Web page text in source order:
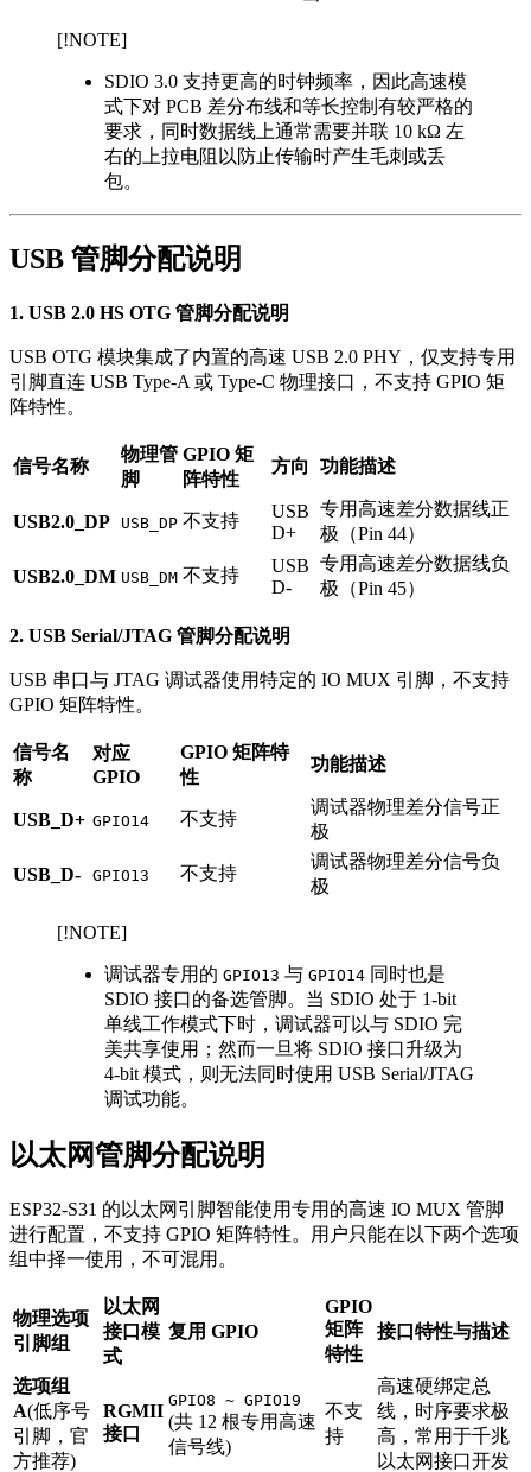
[!NOTE]
SDIO 3.0 支持更高的时钟频率，因此高速模
式下对 PCB 差分布线和等长控制有较严格的
要求，同时数据线上通常需要并联 10 kΩ 左
右的上拉电阻以防止传输时产生毛刺或丢
包。
USB 管脚分配说明
1. USB 2.0 HS OTG 管脚分配说明
USB OTG 模块集成了内置的高速 USB 2.0 PHY，仅支持专用
引脚直连 USB Type-A 或 Type-C 物理接口，不支持 GPIO 矩
阵特性。
信号名称
物理管
脚
GPIO 矩
阵特性
方向 功能描述
USB2.0_DP USB_DP 不支持
USB
D+
专用高速差分数据线正
极（Pin 44）
USB2.0_DM USB_DM 不支持
USB
D-
专用高速差分数据线负
极（Pin 45）
2. USB Serial/JTAG 管脚分配说明
USB 串口与 JTAG 调试器使用特定的 IO MUX 引脚，不支持
GPIO 矩阵特性。
信号名
称
对应
GPIO
GPIO 矩阵特
性
功能描述
USB_D+ GPIO14 不支持
调试器物理差分信号正
极
USB_D- GPIO13 不支持
调试器物理差分信号负
极
[!NOTE]
调试器专用的 GPIO13 与 GPIO14 同时也是
SDIO 接口的备选管脚。当 SDIO 处于 1-bit
单线工作模式下时，调试器可以与 SDIO 完
美共享使用；然而一旦将 SDIO 接口升级为
4-bit 模式，则无法同时使用 USB Serial/JTAG
调试功能。
以太网管脚分配说明
ESP32-S31 的以太网引脚智能使用专用的高速 IO MUX 管脚
进行配置，不支持 GPIO 矩阵特性。用户只能在以下两个选项
组中择一使用，不可混用。
物理选项
引脚组
以太网
接口模
式
复用 GPIO
GPIO
矩阵
特性
接口特性与描述
选项组
A(低序号
引脚，官
方推荐)
RGMII
接口
GPIO8 ~ GPIO19
(共 12 根专用高速
信号线)
不支
持
高速硬绑定总
线，时序要求极
高，常用于千兆
以太网接口开发